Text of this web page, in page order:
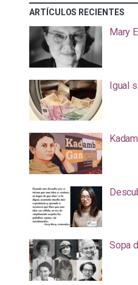
ARTÍCULOS RECIENTES
Mary
Igual
Sopa